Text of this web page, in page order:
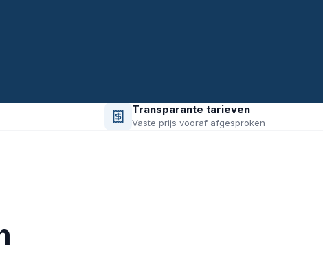
Transparante tarieven
Vaste prijs vooraf afgesproken